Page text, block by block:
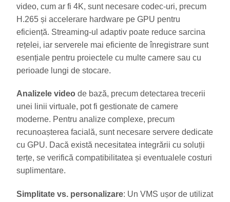
video, cum ar fi 4K, sunt necesare codec-uri, precum
H.265 și accelerare hardware pe GPU pentru
eficiență. Streaming-ul adaptiv poate reduce sarcina
rețelei, iar serverele mai eficiente de înregistrare sunt
esențiale pentru proiectele cu multe camere sau cu
perioade lungi de stocare.
Analizele video de bază, precum detectarea trecerii
unei linii virtuale, pot fi gestionate de camere
moderne. Pentru analize complexe, precum
recunoașterea facială, sunt necesare servere dedicate
cu GPU. Dacă există necesitatea integrării cu soluții
terțe, se verifică compatibilitatea și eventualele costuri
suplimentare.
Simplitate vs. personalizare: Un VMS ușor de utilizat